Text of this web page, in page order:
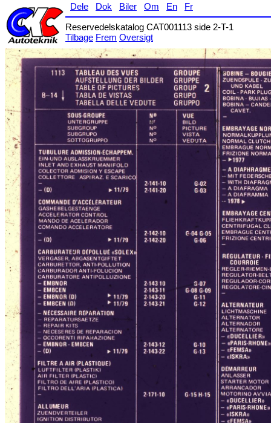
Dele Dok Biler Om En
Fr
Reservedelskatalog CAT001113 side 2-T-1
Tilbage Frem Oversigt